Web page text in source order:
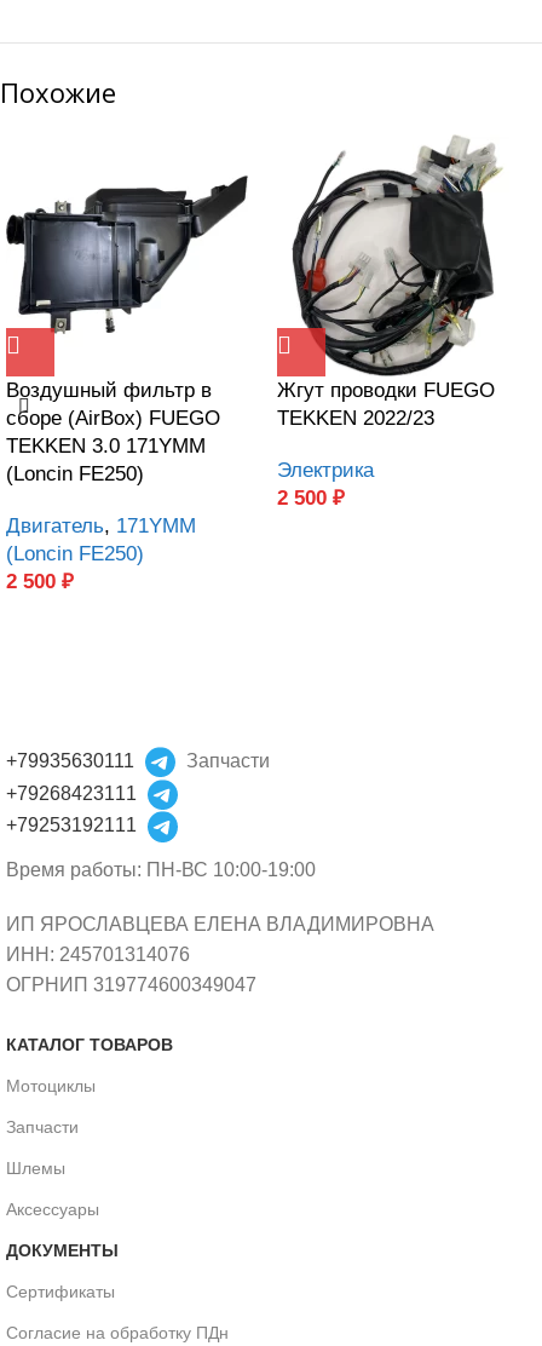
Похожие
Воздушный фильтр в
сборе (AirBox) FUEGO
TEKKEN 3.0 171YMM
(Loncin FE250)
Двигатель, 171YMM
(Loncin FE250)
2 500 ₽
Жгут проводки FUEGO
TEKKEN 2022/23
Электрика
2 500 ₽
+79935630111
Запчасти
+79268423111
+79253192111
Время работы: ПН-ВС 10:00-19:00
ИП ЯРОСЛАВЦЕВА ЕЛЕНА ВЛАДИМИРОВНА
ИНН: 245701314076
ОГРНИП 319774600349047
КАТАЛОГ ТОВАРОВ
Мотоциклы
Запчасти
Шлемы
Аксессуары
ДОКУМЕНТЫ
Сертификаты
Согласие на обработку ПДн